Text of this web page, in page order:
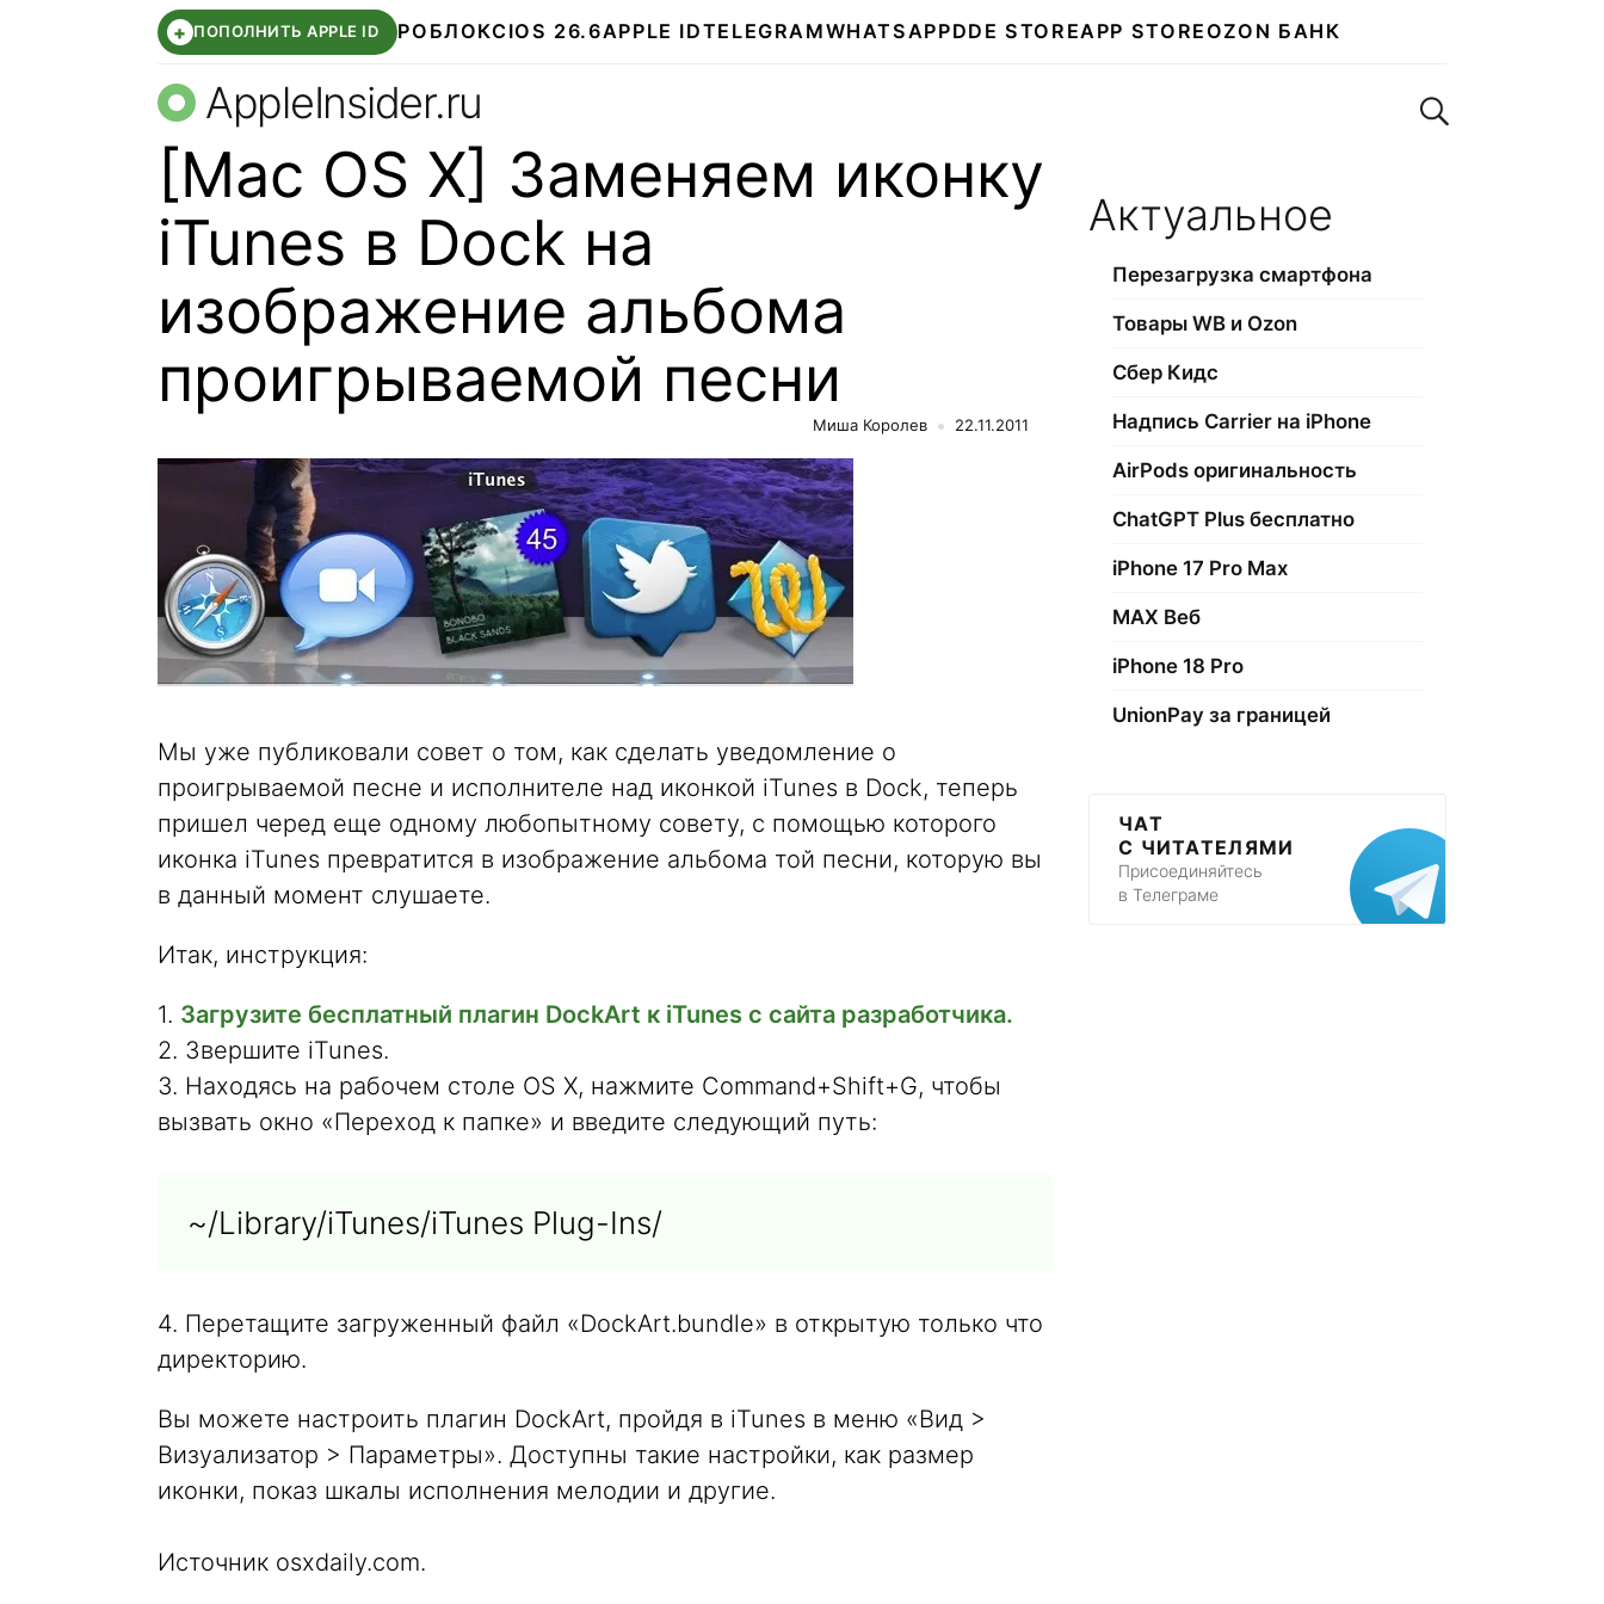
+ ПОПОЛНИТЬ APPLE ID РОБЛОКС IOS 26.6APPLE IDTELEGRAMWHATSAPPDDE STOREAPP STORE OZON БАНК
AppleInsider.ru Поиск по сайту
[Mac OS X] Заменяем иконку
iTunes в Dock на
изображение альбома
проигрываемой песни
Миша Королев 22.11.2011
Мы уже публиковали совет о том, как сделать уведомление о
проигрываемой песне и исполнителе над иконкой iTunes в Dock, теперь
пришел черед еще одному любопытному совету, с помощью которого
иконка iTunes превратится в изображение альбома той песни, которую вы
в данный момент слушаете.
Итак, инструкция:
1. Загрузите бесплатный плагин DockArt к iTunes c сайта разработчика.
2. Звершите iTunes.
3. Находясь на рабочем столе OS X, нажмите Command+Shift+G, чтобы
вызвать окно «Переход к папке» и введите следующий путь:
~/Library/iTunes/iTunes Plug-Ins/
4. Перетащите загруженный файл «DockArt.bundle» в открытую только что
директорию.
Вы можете настроить плагин DockArt, пройдя в iTunes в меню «Вид >
Визуализатор > Параметры». Доступны такие настройки, как размер
иконки, показ шкалы исполнения мелодии и другие.
Источник osxdaily.com.
Актуальное
Перезагрузка смартфона
Товары WB и Ozon
Сбер Кидс
Надпись Carrier на iPhone
AirPods оригинальность
ChatGPT Plus бесплатно
iPhone 17 Pro Max
МАХ Веб
iPhone 18 Pro
UnionPay за границей
ЧАТ
С ЧИТАТЕЛЯМИ
Присоединяйтесь
в Телеграме